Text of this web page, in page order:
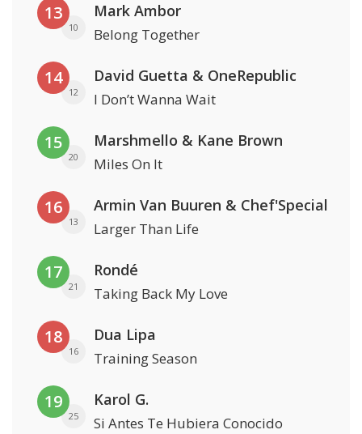
13
10
Mark Ambor
Belong Together
14
12
David Guetta & OneRepublic
I Don’t Wanna Wait
15
20
Marshmello & Kane Brown
Miles On It
16
13
Armin Van Buuren & Chef'Special
Larger Than Life
17
21
Rondé
Taking Back My Love
18
16
Dua Lipa
Training Season
19
25
Karol G.
Si Antes Te Hubiera Conocido